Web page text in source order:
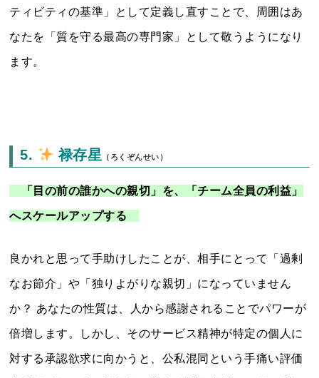
ティビティの基準」として定義し直すことで、周囲はあ
なたを「質を守る最高の専門家」として敬うようになり
ます。
5. 禄存星 （ろくぞんせい）
「目の前の誰かへの親切」を、「チーム全員の利益」
へスケールアップする
良かれと思って手助けしたことが、相手にとって「過剰
なお節介」や「独りよがりな親切」になっていません
か？ あなたの性質は、人から感謝されることでパワーが
倍増します。しかし、そのサービス精神が特定の個人に
対する承認欲求に向かうと、公私混同という手痛い評価